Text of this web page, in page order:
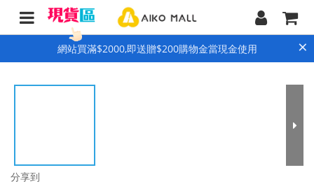
網站買滿$2000,即送贈$200購物金當現金使用 ×
分享到